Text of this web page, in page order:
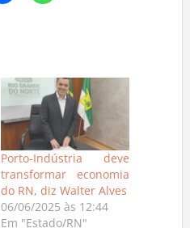
Porto-Indústria deve
transformar economia
do RN, diz Walter Alves
06/06/2025 às 12:44
Em "Estado/RN"